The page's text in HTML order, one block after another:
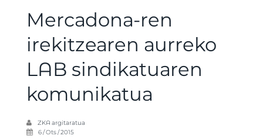
Mercadona-ren
irekitzearen aurreko
LAB sindikatuaren
komunikatua
ZKA argitaratua
6 / Ots / 2015